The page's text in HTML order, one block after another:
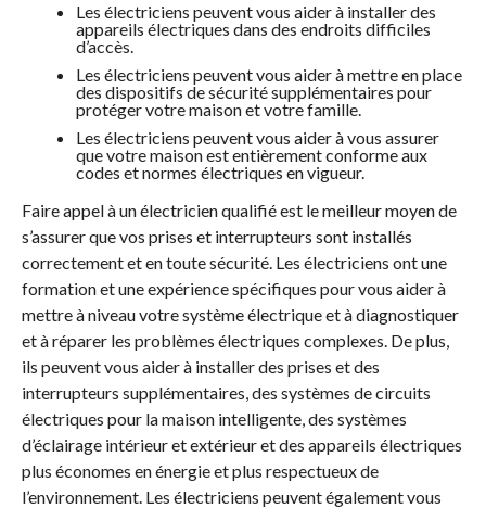
Les électriciens peuvent vous aider à installer des
appareils électriques dans des endroits difficiles
d’accès.
Les électriciens peuvent vous aider à mettre en place
des dispositifs de sécurité supplémentaires pour
protéger votre maison et votre famille.
Les électriciens peuvent vous aider à vous assurer
que votre maison est entièrement conforme aux
codes et normes électriques en vigueur.
Faire appel à un électricien qualifié est le meilleur moyen de
s’assurer que vos prises et interrupteurs sont installés
correctement et en toute sécurité. Les électriciens ont une
formation et une expérience spécifiques pour vous aider à
mettre à niveau votre système électrique et à diagnostiquer
et à réparer les problèmes électriques complexes. De plus,
ils peuvent vous aider à installer des prises et des
interrupteurs supplémentaires, des systèmes de circuits
électriques pour la maison intelligente, des systèmes
d’éclairage intérieur et extérieur et des appareils électriques
plus économes en énergie et plus respectueux de
l’environnement. Les électriciens peuvent également vous